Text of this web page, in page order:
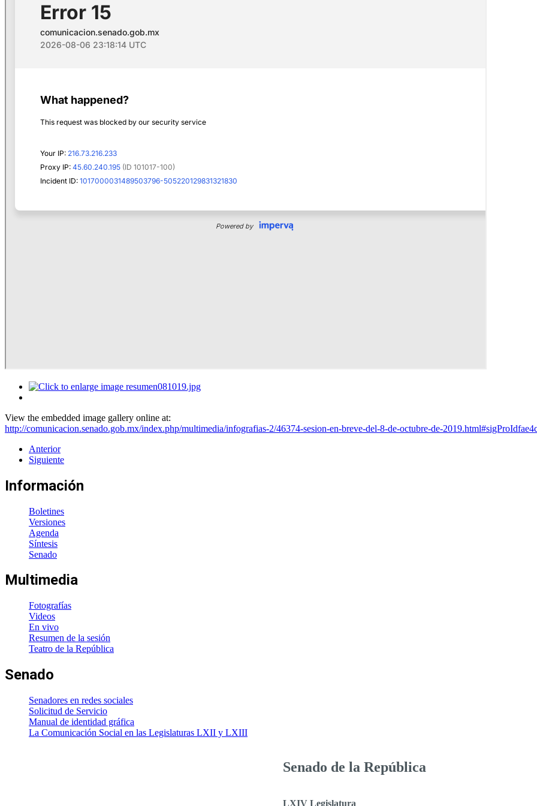
View the embedded image gallery online at:
http://comunicacion.senado.gob.mx/index.php/multimedia/infografias-2/46374-sesion-en-breve-del-8-de-octubre-de-
Anterior
Siguiente
Información
Boletines
Versiones
Agenda
Síntesis
Senado
Multimedia
Fotografías
Videos
En vivo
Resumen de la sesión
Teatro de la República
Senado
Senadores en redes sociales
Solicitud de Servicio
Manual de identidad gráfica
La Comunicación Social en las Legislaturas LXII y LXIII
Senado de la República
LXIV Legislatura